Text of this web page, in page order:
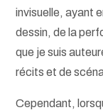
invisuelle, ayant
dessin, de la
que je suis
récits et de
Cependant,